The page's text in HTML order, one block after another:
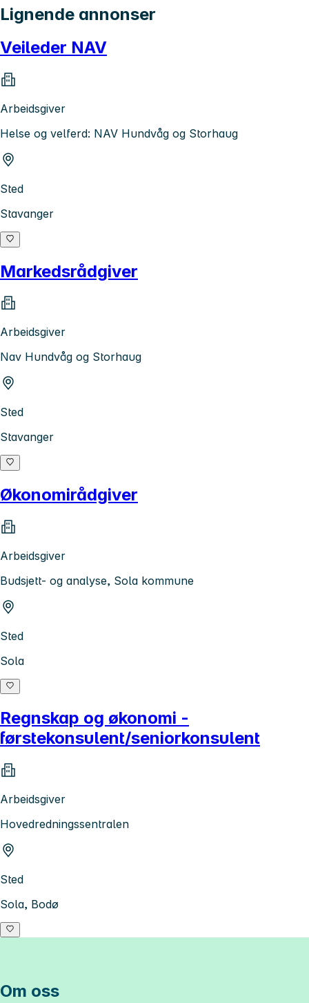
Lignende annonser
Veileder NAV
Arbeidsgiver
Helse og velferd: NAV Hundvåg og Storhaug
Sted
Stavanger
Markedsrådgiver
Arbeidsgiver
Nav Hundvåg og Storhaug
Sted
Stavanger
Økonomirådgiver
Arbeidsgiver
Budsjett- og analyse, Sola kommune
Sted
Sola
Regnskap og økonomi -
førstekonsulent/seniorkonsulent
Arbeidsgiver
Hovedredningssentralen
Sted
Sola, Bodø
Om oss